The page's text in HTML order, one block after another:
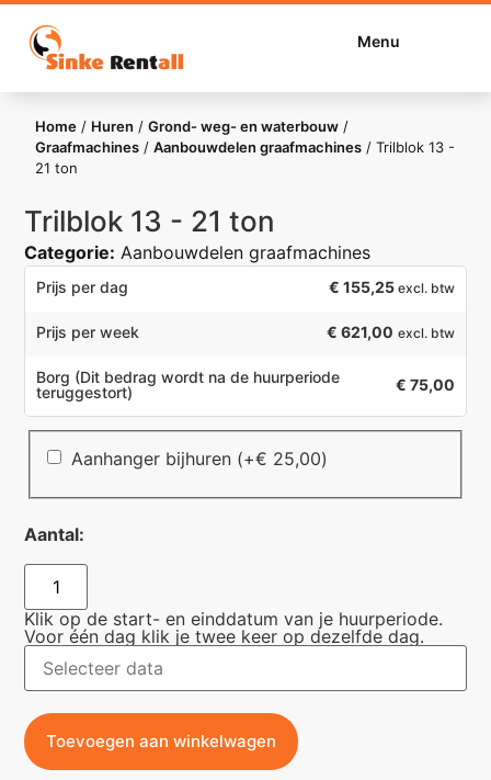
Menu
Home / Huren /Grond- weg- en waterbouw /
Graafmachines /Aanbouwdelen graafmachines /Trilblok 13 -
21 ton
Trilblok 13 - 21 ton
Categorie: Aanbouwdelen graafmachines
Prijs per dag € 155,25 excl. btw
Prijs per week € 621,00 excl. btw
Borg (Dit bedrag wordt na de huurperiode
teruggestort)
€ 75,00
Aanhanger bijhuren (+€ 25,00)
Aantal:
Klik op de start- en einddatum van je huurperiode.
Voor één dag klik je twee keer op dezelfde dag.
Toevoegen aan winkelwagen